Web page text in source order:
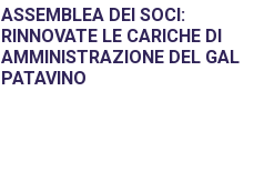
ASSEMBLEA DEI SOCI:
RINNOVATE LE CARICHE DI
AMMINISTRAZIONE DEL GAL
PATAVINO